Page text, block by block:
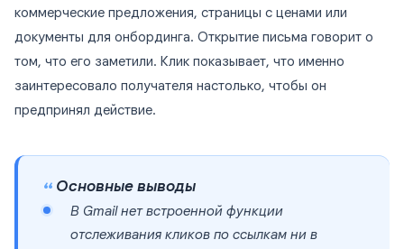
коммерческие предложения, страницы с ценами или
документы для онбординга. Открытие письма говорит о
том, что его заметили. Клик показывает, что именно
заинтересовало получателя настолько, чтобы он
предпринял действие.
Основные выводы
В Gmail нет встроенной функции
отслеживания кликов по ссылкам ни в